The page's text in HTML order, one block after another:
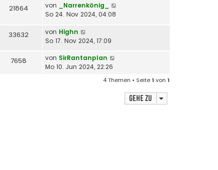
21864 von
_Narrenkönig_
So 24. Nov 2024, 04:08
33632 von Highn
So 17. Nov 2024, 17:09
7658 von SirRantanplan
Mo 10. Jun 2024, 22:26
4 Themen • Seite1 von 1
Gehe zu